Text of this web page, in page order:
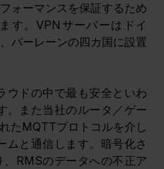
ォーマンスを保証するため
す。VPNサーバーはドイ
バーレーンの四カ国に設置
ウドの中で最も安全といわ
。また当社のルータ／ゲー
たMQTTプロトコルを介し
ムと通信します。暗号化さ
RMSのデータへの不正ア